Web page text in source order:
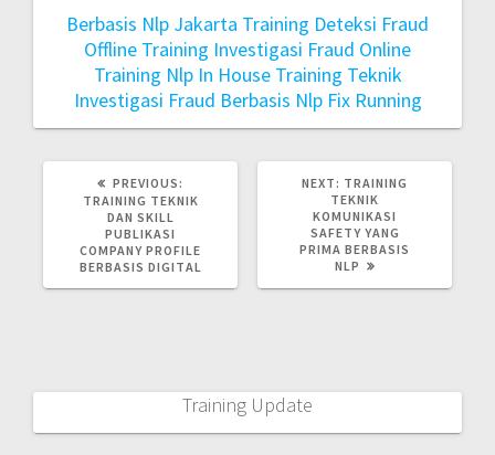
Berbasis Nlp Jakarta Training Deteksi Fraud
Offline Training Investigasi Fraud Online
Training Nlp In House Training Teknik
Investigasi Fraud Berbasis Nlp Fix Running
PREVIOUS:
TRAINING TEKNIK
DAN SKILL
PUBLIKASI
COMPANY PROFILE
BERBASIS DIGITAL
NEXT: TRAINING
TEKNIK
KOMUNIKASI
SAFETY YANG
PRIMA BERBASIS
NLP
Training Update